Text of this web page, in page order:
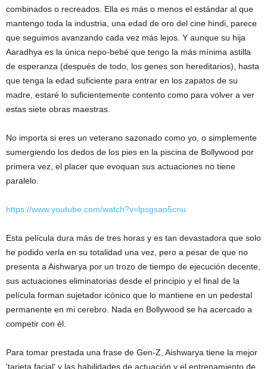
combinados o recreados. Ella es más o menos el estándar al que
mantengo toda la industria, una edad de oro del cine hindi, parece
que seguimos avanzando cada vez más lejos. Y aunque su hija
Aaradhya es la única nepo-bebé que tengo la más mínima astilla
de esperanza (después de todo, los genes son hereditarios), hasta
que tenga la edad suficiente para entrar en los zapatos de su
madre, estaré lo suficientemente contento como para volver a ver
estas siete obras maestras.
No importa si eres un veterano sazonado como yo, o simplemente
sumergiendo los dedos de los pies en la piscina de Bollywood por
primera vez, el placer que evoquan sus actuaciones no tiene
paralelo.
https://www.youtube.com/watch?v=lpsgsao5cnu
Esta película dura más de tres horas y es tan devastadora que solo
he podido verla en su totalidad una vez, pero a pesar de que no
presenta a Aishwarya por un trozo de tiempo de ejecución decente,
sus actuaciones eliminatorias desde el principio y el final de la
película forman sujetador icónico que lo mantiene en un pedestal
permanente en mi cerebro. Nada en Bollywood se ha acercado a
competir con él.
Para tomar prestada una frase de Gen-Z, Aishwarya tiene la mejor
'tarjeta facial' y las habilidades de actuación y el entrenamiento de